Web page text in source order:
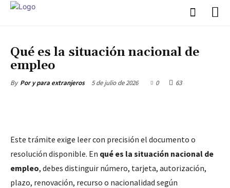
Qué es la situación nacional de
empleo
By Por y para extranjeros 5 de julio de 2026 0 63
Este trámite exige leer con precisión el documento o
resolución disponible. En qué es la situación nacional de
empleo, debes distinguir número, tarjeta, autorización,
plazo, renovación, recurso o nacionalidad según